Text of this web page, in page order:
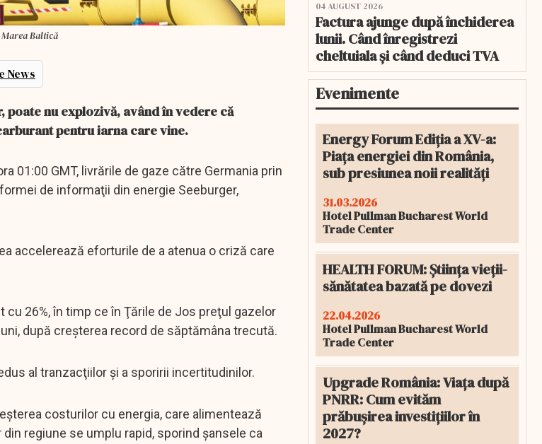
Marea Baltică
News
nu explozivă, având în vedere că
pentru iarna care vine.
01:00 GMT, livrările de gaze către Germania prin
de informaţii din energie Seeburger,
accelerează eforturile de a atenua o criză care
26%, în timp ce în Ţările de Jos preţul gazelor
după creşterea record de săptămâna trecută.
al tranzacţiilor şi a sporirii incertitudinilor.
costurilor cu energia, care alimentează
regiune se umplu rapid, sporind şansele ca
04 AUGUST 2026
Factura ajunge după închiderea
lunii. Când înregistrezi
cheltuiala și când deduci TVA
Evenimente
Energy Forum Ediția a XV-a:
Piața energiei din România,
sub presiunea noii realități
31.03.2026
Hotel Pullman Bucharest World
Trade Center
HEALTH FORUM: Știința vieții-
sănătatea bazată pe dovezi
22.04.2026
Hotel Pullman Bucharest World
Trade Center
Upgrade România: Viața după
PNRR: Cum evităm
prăbușirea investițiilor în
2027?